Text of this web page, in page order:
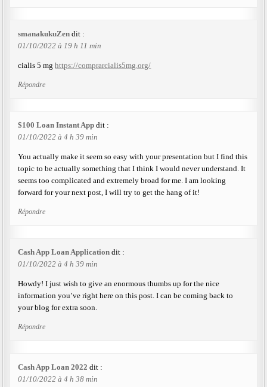
smanakukuZen dit :
01/10/2022 à 19 h 11 min
cialis 5 mghttps://comprarcialis5mg.org/
Répondre
$100 Loan Instant App dit :
01/10/2022 à 4 h 39 min
You actually make it seem so easy with your presentation but I find this
topic to be actually something that I think I would never understand. It
seems too complicated and extremely broad for me. I am looking
forward for your next post, I will try to get the hang of it!
Répondre
Cash App Loan Application dit :
01/10/2022 à 4 h 39 min
Howdy! I just wish to give an enormous thumbs up for the nice
information you’ve right here on this post. I can be coming back to
your blog for extra soon.
Répondre
Cash App Loan 2022 dit :
01/10/2022 à 4 h 38 min